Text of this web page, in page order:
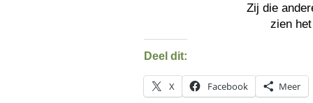
Zij die
zien
Deel dit:
X Facebook Meer